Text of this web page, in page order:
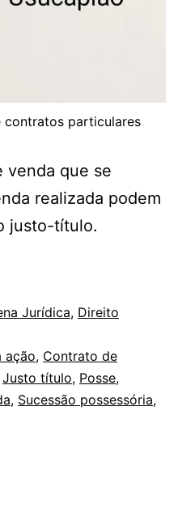
contratos particulares
venda que se
realizada podem
justo-título.
Jurídica, Direito
ação, Contrato de
Justo título, Posse,
, Sucessão possessória,